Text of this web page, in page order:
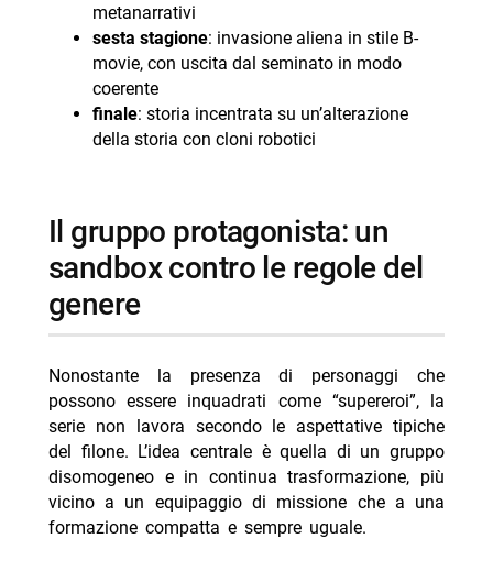
metanarrativi
sesta stagione: invasione aliena in stile B-
movie, con uscita dal seminato in modo
coerente
finale: storia incentrata su un’alterazione
della storia con cloni robotici
il gruppo protagonista: un
sandbox contro le regole del
genere
Nonostante la presenza di personaggi che
possono essere inquadrati come “supereroi”, la
serie non lavora secondo le aspettative tipiche
del filone. L’idea centrale è quella di un gruppo
disomogeneo e in continua trasformazione, più
vicino a un equipaggio di missione che a una
formazione compatta e sempre uguale.